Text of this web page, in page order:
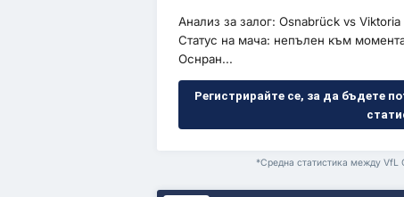
Анализ за залог: Osnabrück vs
Статус на мача: непълен към
Оснран...
Регистрирайте се, за да бъдете
*Средна статистика между VfL